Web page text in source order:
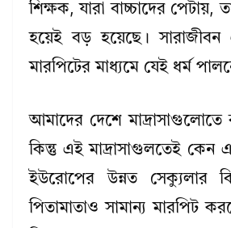
শিক্ষক, যারা বাচ্চাদের পেটায়,
হয়েই বড় হয়েছে।
মারপিটের মাধ্যমে যেই ধর্ম
আমাদের দেশে
কিন্তু এই মাদ্রাসাগুলতেই কেন
ইউরোপের উন্নত সেক্যুলার
পিতামাতাও সামান্য মারপিট